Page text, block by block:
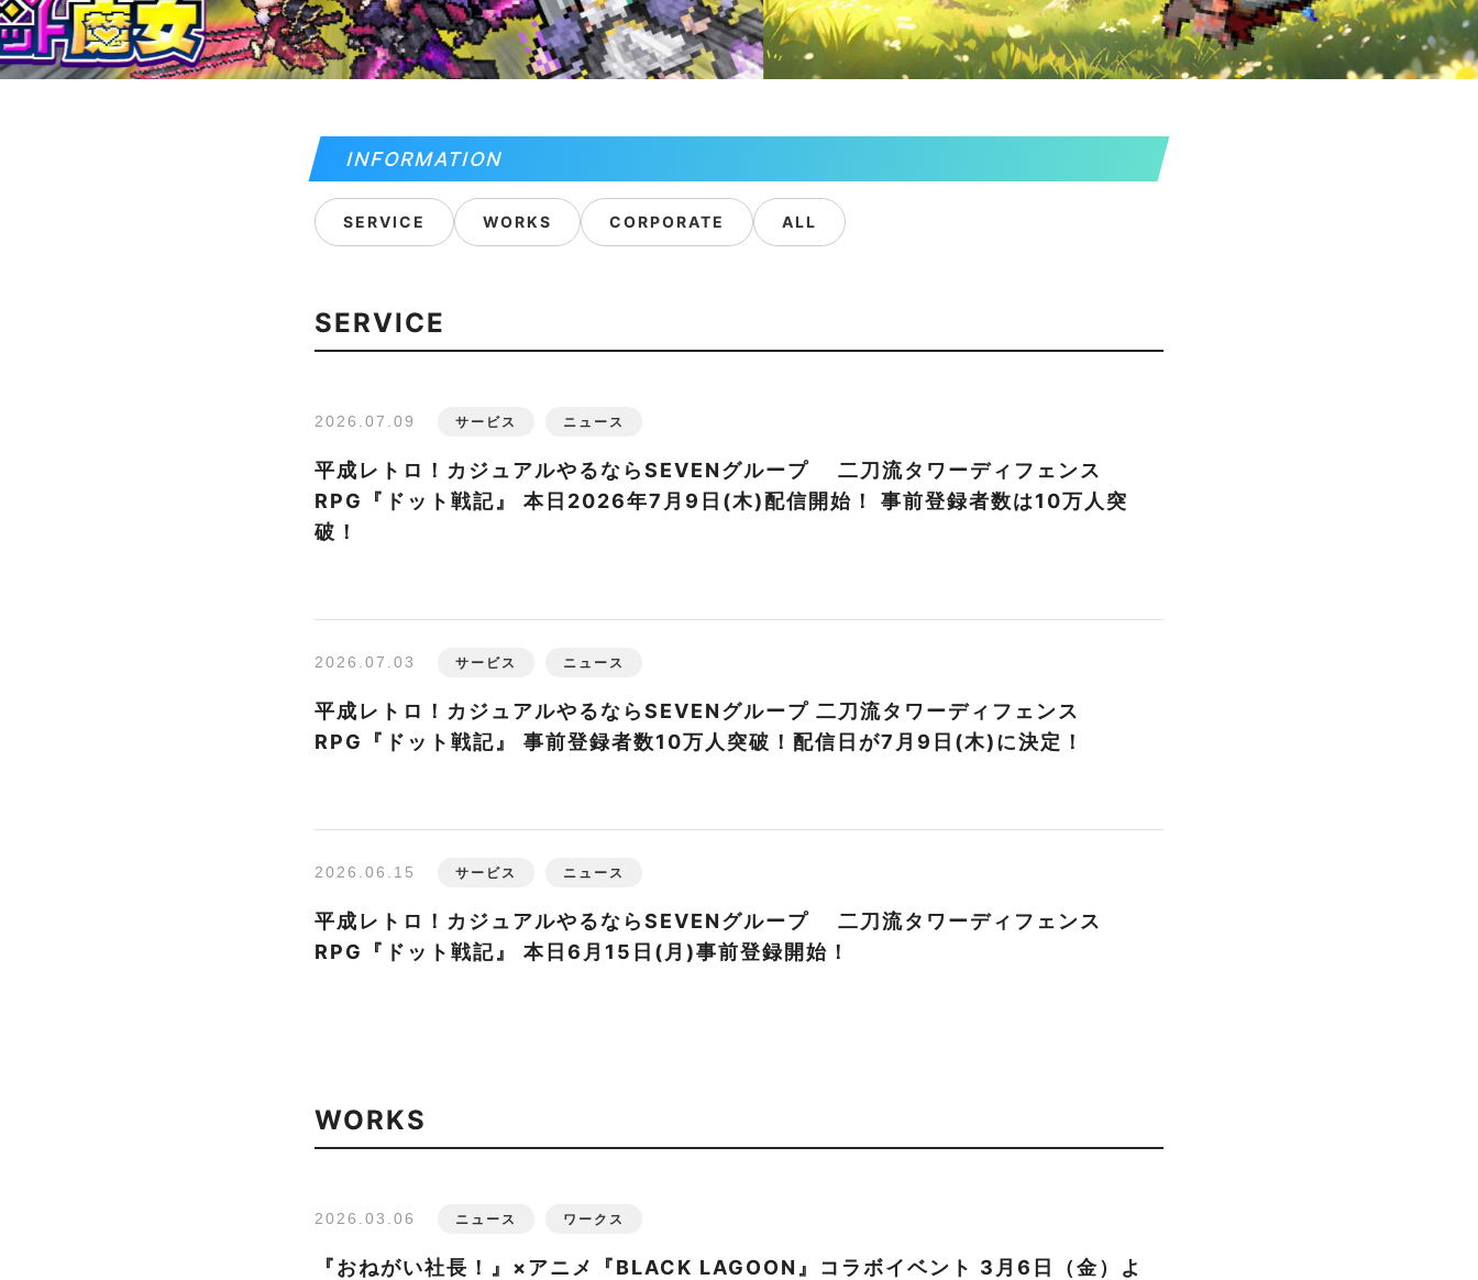
INFORMATION
SERVICE WORKS CORPORATE ALL
SERVICE
2026.07.09 サービス ニュース
平成レトロ！カジュアルやるならSEVENグループ 二刀流タワーディフェンス
RPG『ドット戦記』 本日2026年7月9日(木)配信開始！ 事前登録者数は10万人突
破！
2026.07.03 サービス ニュース
平成レトロ！カジュアルやるならSEVENグループ 二刀流タワーディフェンス
RPG『ドット戦記』 事前登録者数10万人突破！配信日が7月9日(木)に決定！
2026.06.15 サービス ニュース
平成レトロ！カジュアルやるならSEVENグループ 二刀流タワーディフェンス
RPG『ドット戦記』 本日6月15日(月)事前登録開始！
WORKS
2026.03.06 ニュース ワークス
『おねがい社長！』×アニメ『BLACK LAGOON』コラボイベント 3月6日（金）よ